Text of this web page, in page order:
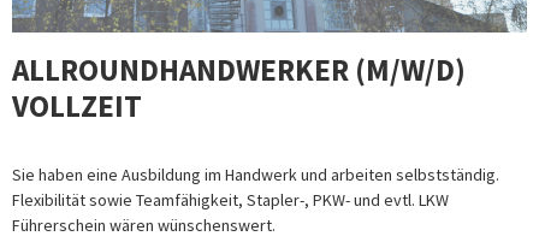
ALLROUNDHANDWERKER (M/W/D)
VOLLZEIT
Sie haben eine Ausbildung im Handwerk und arbeiten selbstständig.
Flexibilität sowie Teamfähigkeit, Stapler-, PKW- und evtl. LKW
Führerschein wären wünschenswert.